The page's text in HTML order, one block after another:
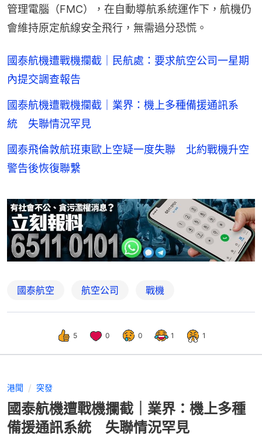
管理電腦（FMC），在自動導航系統運作下，航機仍
會維持原定航線安全飛行，無需過分恐慌。
國泰航機遭戰機攔截｜民航處：要求航空公司一星期
內提交調查報告
國泰航機遭戰機攔截｜業界：機上多種備援通訊系
統 失聯情況罕見
國泰飛倫敦航班東歐上空疑一度失聯 北約戰機升空
警告後恢復聯繫
國泰航空 航空公司 戰機
5 0 0 1 1
港聞 突發
國泰航機遭戰機攔截｜業界：機上多種
備援通訊系統 失聯情況罕見